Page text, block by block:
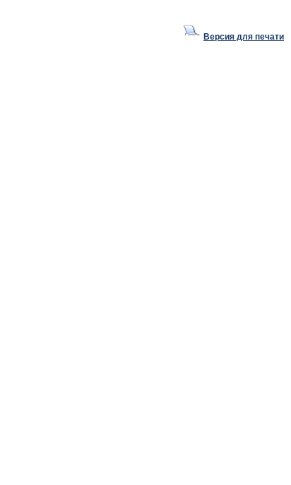
Версия для печати